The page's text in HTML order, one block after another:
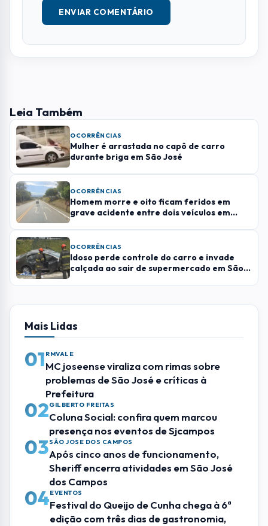
Homem morre e oito ficam feridos em
grave acidente entre dois veículos em
Cunha
Mais Lidas
01RMVALE
MC joseense viraliza com rimas sobre
problemas de São José e críticas à
Prefeitura
02GILBERTO FREITAS
Coluna Social: confira quem marcou
presença nos eventos de Sjcampos
03SÃO JOSE DOS CAMPOS
Após cinco anos de funcionamento,
Sheriff encerra atividades em São José
dos Campos
04Festival do Queijo de Cunha chega à 6ª
edição com três dias de gastronomia,
música e experiências gratuitas
05Hospital Veterinário de São José iniciará
vacinação e microchipagem